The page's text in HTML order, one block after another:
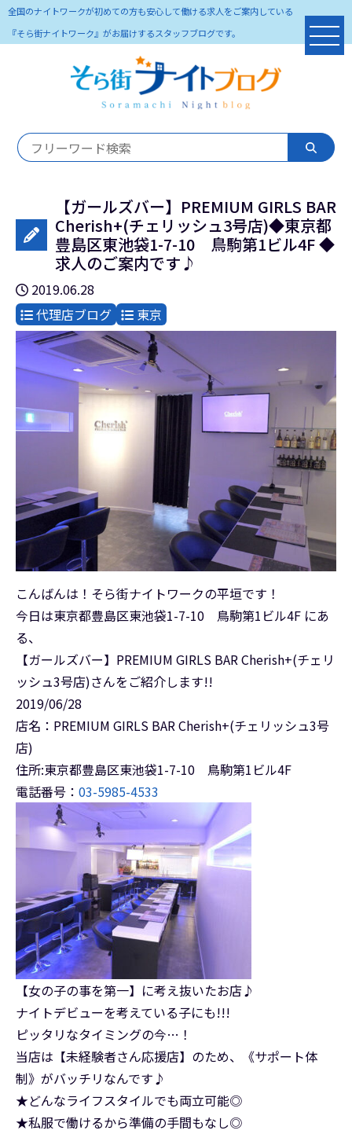
全国のナイトワークが初めての方も安心して働ける求人をご案内している
『そら街ナイトワーク』がお届けするスタッフブログです。
【ガールズバー】PREMIUM GIRLS BAR
Cherish+(チェリッシュ3号店)◆東京都
豊島区東池袋1-7-10 鳥駒第1ビル4F ◆
求人のご案内です♪
2019.06.28
代理店ブログ
東京
こんばんは！そら街ナイトワークの平垣です！
今日は東京都豊島区東池袋1-7-10 鳥駒第1ビル4F にあ
る、
【ガールズバー】PREMIUM GIRLS BAR Cherish+(チェリ
ッシュ3号店)さんをご紹介します!!
2019/06/28
店名：PREMIUM GIRLS BAR Cherish+(チェリッシュ3号
店)
住所:東京都豊島区東池袋1-7-10 鳥駒第1ビル4F
電話番号： 03-5985-4533
【女の子の事を第一】に考え抜いたお店♪
ナイトデビューを考えている子にも!!!
ピッタリなタイミングの今…！
当店は【未経験者さん応援店】のため、《サポート体
制》がバッチリなんです♪
★どんなライフスタイルでも両立可能◎
★私服で働けるから準備の手間もなし◎